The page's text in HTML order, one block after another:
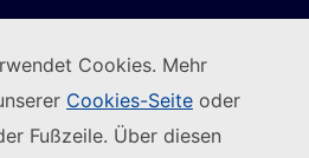
Cookies. Mehr
Cookies-Seite oder
Fußzeile. Über diesen
Kommission